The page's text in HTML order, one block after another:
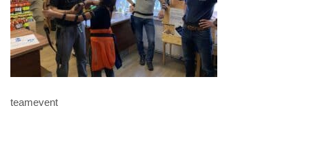
teamevent